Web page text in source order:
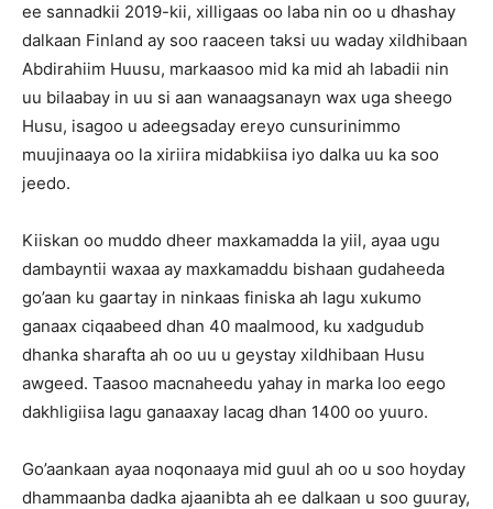
ee sannadkii 2019-kii, xilligaas oo laba nin oo u dhashay
dalkaan Finland ay soo raaceen taksi uu waday xildhibaan
Abdirahiim Huusu, markaasoo mid ka mid ah labadii nin
uu bilaabay in uu si aan wanaagsanayn wax uga sheego
Husu, isagoo u adeegsaday ereyo cunsurinimmo
muujinaaya oo la xiriira midabkiisa iyo dalka uu ka soo
jeedo.
Kiiskan oo muddo dheer maxkamadda la yiil, ayaa ugu
dambayntii waxaa ay maxkamaddu bishaan gudaheeda
go’aan ku gaartay in ninkaas finiska ah lagu xukumo
ganaax ciqaabeed dhan 40 maalmood, ku xadgudub
dhanka sharafta ah oo uu u geystay xildhibaan Husu
awgeed. Taasoo macnaheedu yahay in marka loo eego
dakhligiisa lagu ganaaxay lacag dhan 1400 oo yuuro.
Go’aankaan ayaa noqonaaya mid guul ah oo u soo hoyday
dhammaanba dadka ajaanibta ah ee dalkaan u soo guuray,